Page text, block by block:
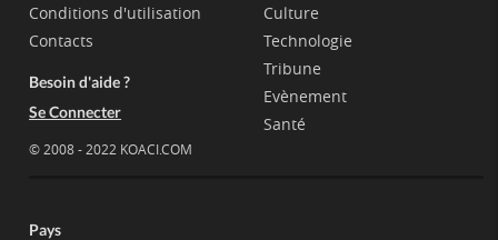
Conditions d'utilisation
Contacts
Besoin d'aide ?
Se Connecter
© 2008 - 2022 KOACI.COM
Culture
Technologie
Tribune
Evènement
Santé
Pays